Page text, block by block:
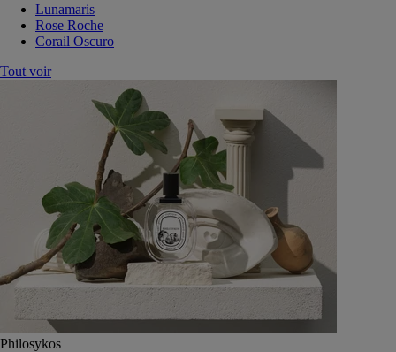
Lunamaris
Rose Roche
Corail Oscuro
Tout voir
Philosykos